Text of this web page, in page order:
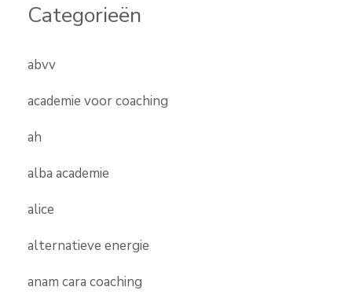
Categorieën
abvv
academie voor coaching
ah
alba academie
alice
alternatieve energie
anam cara coaching